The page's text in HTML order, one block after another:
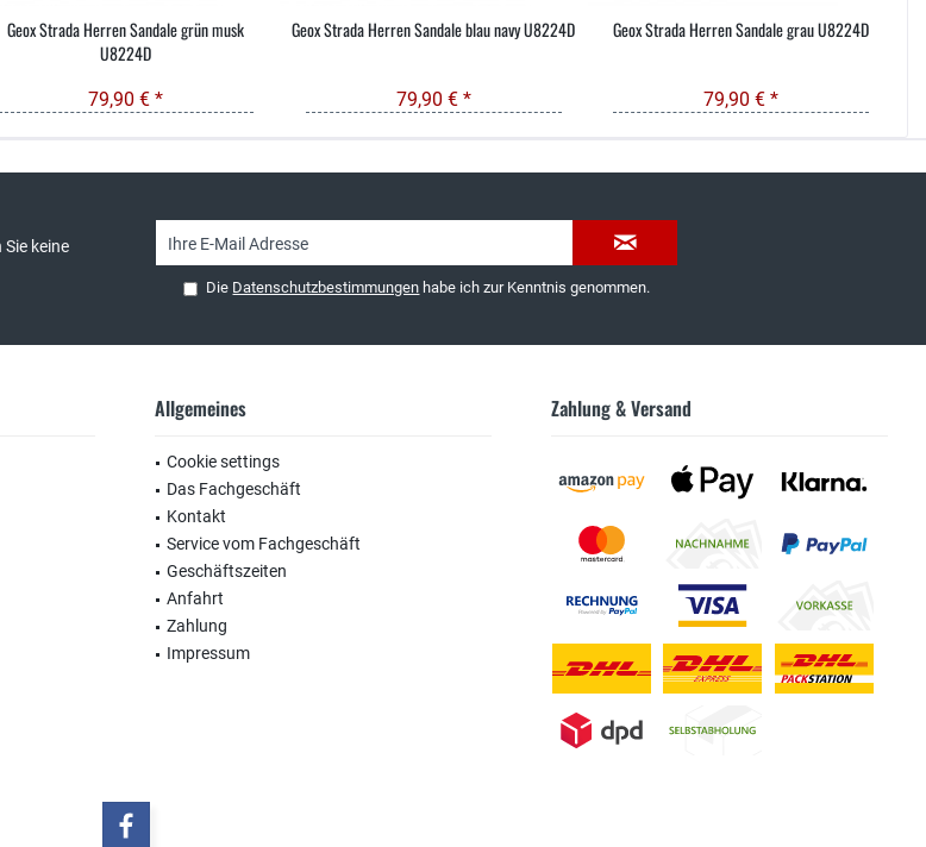
Geox Strada Herren Sandale grün musk
U8224D
79,90 € *
Geox Strada Herren Sandale blau navy U8224D
79,90 € *
Geox Strada Herren Sandale grau U8224D
79,90 € *
keine
Die Datenschutzbestimmungen habe ich zur Kenntnis genommen.
Allgemeines
Cookie settings
Das Fachgeschäft
Kontakt
Service vom Fachgeschäft
Geschäftszeiten
Anfahrt
Zahlung
Impressum
Zahlung & Versand